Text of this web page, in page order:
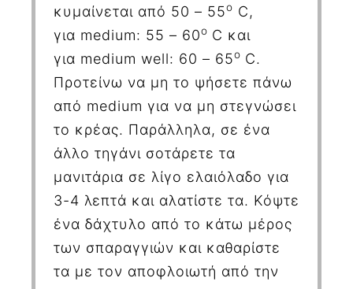
κυμαίνεται από 50 – 55ο C,
για medium: 55 – 60ο C και
για medium well: 60 – 65ο C.
Προτείνω να μη το ψήσετε πάνω
από medium για να μη στεγνώσει
το κρέας. Παράλληλα, σε ένα
άλλο τηγάνι σοτάρετε τα
μανιτάρια σε λίγο ελαιόλαδο για
3-4 λεπτά και αλατίστε τα. Κόψτε
ένα δάχτυλο από το κάτω μέρος
των σπαραγγιών και καθαρίστε
τα με τον αποφλοιωτή από την